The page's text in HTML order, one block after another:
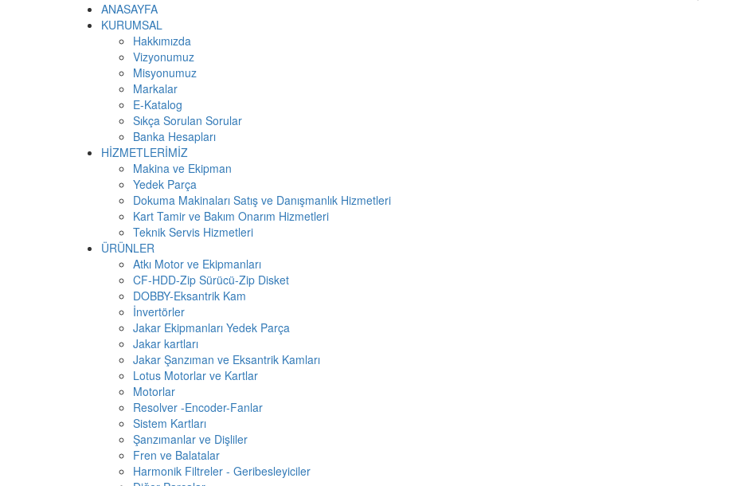
ANASAYFA
KURUMSAL
Hakkımızda
Vizyonumuz
Misyonumuz
Markalar
E-Katalog
Sıkça Sorulan Sorular
Banka Hesapları
HİZMETLERİMİZ
Makina ve Ekipman
Yedek Parça
Dokuma Makinaları Satış ve Danışmanlık Hizmetleri
Kart Tamir ve Bakım Onarım Hizmetleri
Teknik Servis Hizmetleri
ÜRÜNLER
Atkı Motor ve Ekipmanları
CF-HDD-Zip Sürücü-Zip Disket
DOBBY-Eksantrik Kam
İnvertörler
Jakar Ekipmanları Yedek Parça
Jakar kartları
Jakar Şanzıman ve Eksantrik Kamları
Lotus Motorlar ve Kartlar
Motorlar
Resolver -Encoder-Fanlar
Sistem Kartları
Şanzımanlar ve Dişliler
Fren ve Balatalar
Harmonik Filtreler - Geribesleyiciler